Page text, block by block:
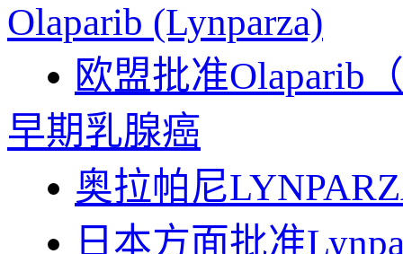
Olaparib (Lynparza)
欧盟批准Olaparib
早期乳腺癌
奥拉帕尼
日本方面批准